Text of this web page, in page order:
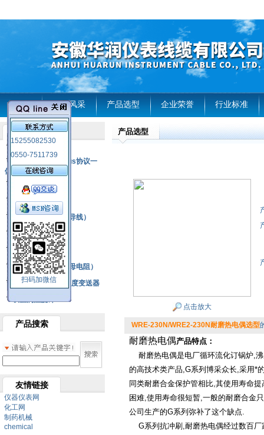
首页 企业风采 产品选型 企业荣誉 行业标准
15255082530
0550-7511739
扫码加微信
产品列表
RS485通讯modbus协议一
体化现场智能仪表
热电偶
压力式温度计
热电偶补偿电缆（导线）
振动传感器
热电阻
铂热电阻元件（云母电阻）
SBW系列一体化温度变送器
双金属温度计
产品搜索
友情链接
仪器仪表网
化工网
制药机械
chemical
产品选型
点击放大
WRE-230N/WRE2-230N耐磨热电偶选型
耐磨热电偶产品特点：
耐磨热电偶是电厂循环流化订锅炉,
的高技术类产品,G系列博采众长,采用*
同类耐磨合金保护管相比,其使用寿命提
困难,使用寿命很短暂,一般的耐磨合金
公司生产的G系列弥补了这个缺点.
G系列抗冲刷 ,耐磨热电偶经过数百厂